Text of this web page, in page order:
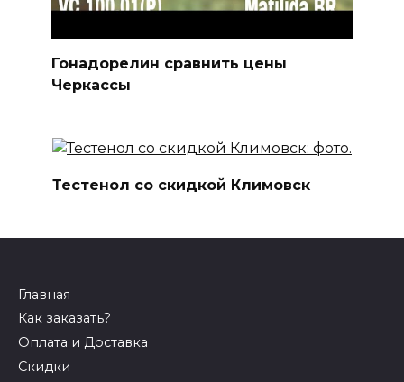
Гонадорелин сравнить цены
Черкассы
Тестенол со скидкой Климовск
Главная
Как заказать?
Оплата и Доставка
Скидки